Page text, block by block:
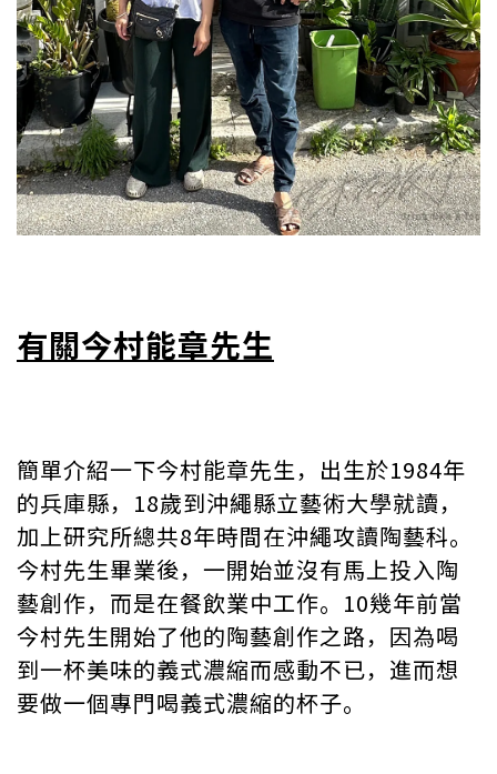
有關今村能章先生
簡單介紹一下今村能章先生，出生於1984年
的兵庫縣，18歲到沖繩縣立藝術大學就讀，
加上研究所總共8年時間在沖繩攻讀陶藝科。
今村先生畢業後，一開始並沒有馬上投入陶
藝創作，而是在餐飲業中工作。10幾年前當
今村先生開始了他的陶藝創作之路，因為喝
到一杯美味的義式濃縮而感動不已，進而想
要做一個專門喝義式濃縮的杯子。